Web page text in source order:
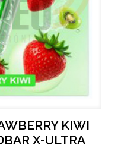
KIWI
X-ULTRA